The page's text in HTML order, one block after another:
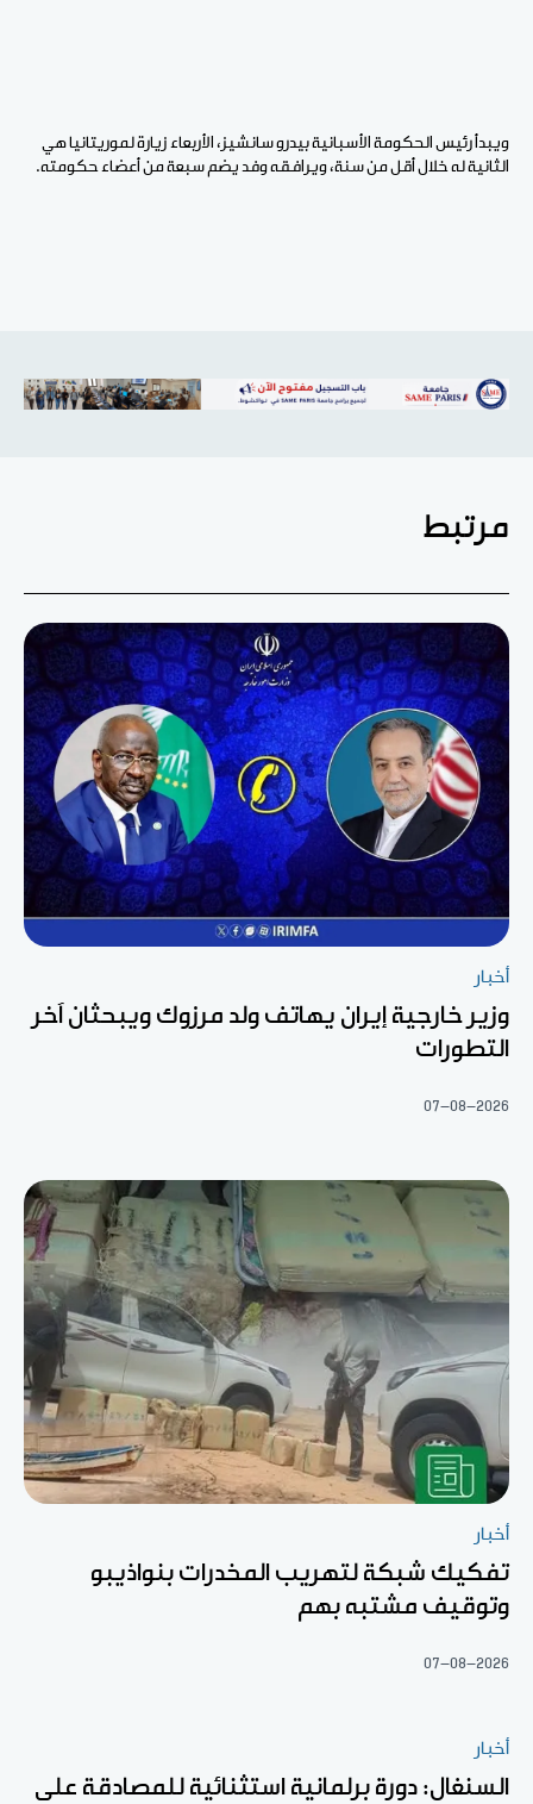
ويبدأ رئيس الحكومة الأسبانية بيدرو سانشيز، الأربعاء زيارة لموريتانيا هي
الثانية له خلال أقل من سنة، ويرافقه وفد يضم سبعة من أعضاء حكومته.
مرتبط
أخبار
وزير خارجية إيران يهاتف ولد مرزوك ويبحثان آخر
التطورات
07-08-2026
أخبار
تفكيك شبكة لتهريب المخدرات بنواذيبو
وتوقيف مشتبه بهم
07-08-2026
أخبار
السنغال: دورة برلمانية استثنائية للمصادقة على